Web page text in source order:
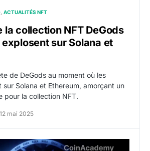
ACTUALITÉS NFT
la collection NFT DeGods
sur Solana et
de DeGods au moment où les
Solana et Ethereum, amorçant un
pour la collection NFT.
12 mai 2025
NFT OpenSea dévoile OS2 et